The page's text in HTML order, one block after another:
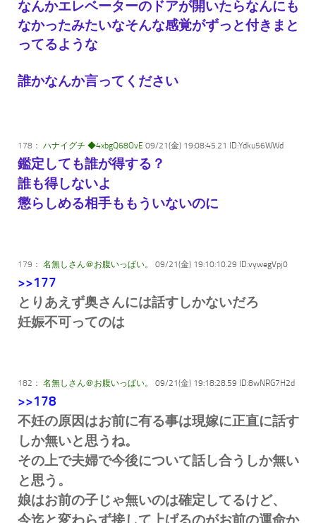
なんかエレベーターのドアが開いたらなんにも
なかったみたいなそんな感覚がずっと付きまと
ってるような
誰かなんか言ってください
178： ハナイグチ ◆4xbgQ68OvE 09/21(金) 19:08:45.21 ID:Ydku56WWd
鑑定しても誰が得する？
誰も得しないよ
懲らしめる相手ももういないのに
179： 名無しさん＠お腹いっぱい。 09/21(金) 19:10:10.29 ID:vywegVpj0
>>177
とりあえず奥さんには話すしかないだろ
妊娠不可ってのは
182： 名無しさん＠お腹いっぱい。 09/21(金) 19:18:28.59 ID:8wNRG7H2d
>>178
不妊の原因はお前に有る事は現嫁に正直に話す
しか無いと思うね。
その上で夫婦で今後について話し合うしか無い
と思う。
娘はお前の子じゃ無いのは確定してるけど、